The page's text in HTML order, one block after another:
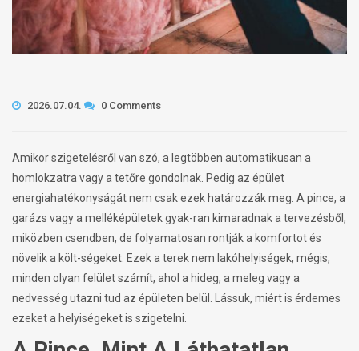
2026.07.04. 0 Comments
Amikor szigetelésről van szó, a legtöbben automatikusan a
homlokzatra vagy a tetőre gondolnak. Pedig az épület
energiahatékonyságát nem csak ezek határozzák meg. A pince, a
garázs vagy a melléképületek gyak-ran kimaradnak a tervezésből,
miközben csendben, de folyamatosan rontják a komfortot és
növelik a költ-ségeket. Ezek a terek nem lakóhelyiségek, mégis,
minden olyan felület számít, ahol a hideg, a meleg vagy a
nedvesség utazni tud az épületen belül. Lássuk, miért is érdemes
ezeket a helyiségeket is szigetelni.